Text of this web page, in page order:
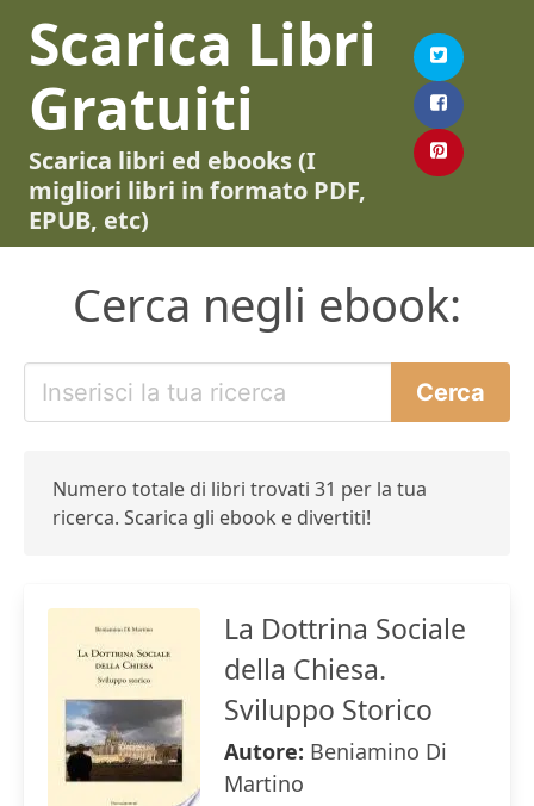
Scarica Libri
Gratuiti
Scarica libri ed ebooks (I
migliori libri in formato PDF,
EPUB, etc)
Cerca negli ebook:
Numero totale di libri trovati 31 per la tua
ricerca. Scarica gli ebook e divertiti!
La Dottrina Sociale
della Chiesa.
Sviluppo Storico
Autore: Beniamino Di
Martino